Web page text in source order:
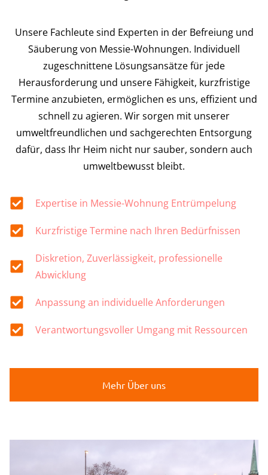
Unsere Fachleute sind Experten in der Befreiung und
Säuberung von Messie-Wohnungen. Individuell
zugeschnittene Lösungsansätze für jede
Herausforderung und unsere Fähigkeit, kurzfristige
Termine anzubieten, ermöglichen es uns, effizient und
schnell zu agieren. Wir sorgen mit unserer
umweltfreundlichen und sachgerechten Entsorgung
dafür, dass Ihr Heim nicht nur sauber, sondern auch
umweltbewusst bleibt.
Expertise in Messie-Wohnung Entrümpelung
Kurzfristige Termine nach Ihren Bedürfnissen
Diskretion, Zuverlässigkeit, professionelle
Abwicklung
Anpassung an individuelle Anforderungen
Verantwortungsvoller Umgang mit Ressourcen
Mehr Über uns